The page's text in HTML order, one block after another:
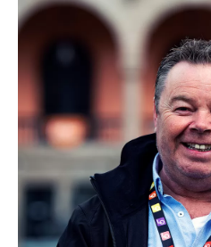
innenfor analyse og
oversikten lengre ned på